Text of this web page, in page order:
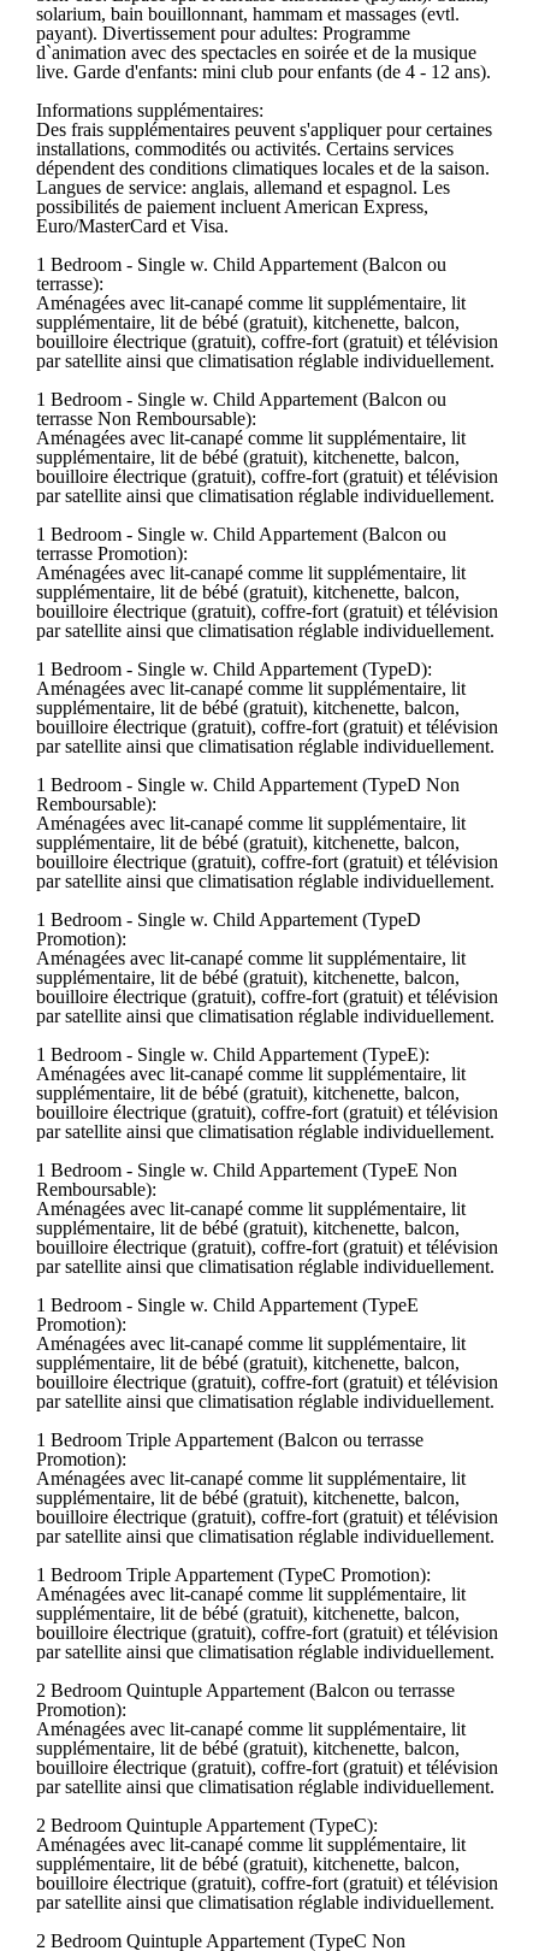
solarium, bain bouillonnant, hammam et massages (evtl.
payant). Divertissement pour adultes: Programme
d`animation avec des spectacles en soirée et de la musique
live. Garde d'enfants: mini club pour enfants (de 4 - 12 ans).
Informations supplémentaires:
Des frais supplémentaires peuvent s'appliquer pour certaines
installations, commodités ou activités. Certains services
dépendent des conditions climatiques locales et de la saison.
Langues de service: anglais, allemand et espagnol. Les
possibilités de paiement incluent American Express,
Euro/MasterCard et Visa.
1 Bedroom - Single w. Child Appartement (Balcon ou
terrasse):
Aménagées avec lit-canapé comme lit supplémentaire, lit
supplémentaire, lit de bébé (gratuit), kitchenette, balcon,
bouilloire électrique (gratuit), coffre-fort (gratuit) et télévision
par satellite ainsi que climatisation réglable individuellement.
1 Bedroom - Single w. Child Appartement (Balcon ou
terrasse Non Remboursable):
Aménagées avec lit-canapé comme lit supplémentaire, lit
supplémentaire, lit de bébé (gratuit), kitchenette, balcon,
bouilloire électrique (gratuit), coffre-fort (gratuit) et télévision
par satellite ainsi que climatisation réglable individuellement.
1 Bedroom - Single w. Child Appartement (Balcon ou
terrasse Promotion):
Aménagées avec lit-canapé comme lit supplémentaire, lit
supplémentaire, lit de bébé (gratuit), kitchenette, balcon,
bouilloire électrique (gratuit), coffre-fort (gratuit) et télévision
par satellite ainsi que climatisation réglable individuellement.
1 Bedroom - Single w. Child Appartement (TypeD):
Aménagées avec lit-canapé comme lit supplémentaire, lit
supplémentaire, lit de bébé (gratuit), kitchenette, balcon,
bouilloire électrique (gratuit), coffre-fort (gratuit) et télévision
par satellite ainsi que climatisation réglable individuellement.
1 Bedroom - Single w. Child Appartement (TypeD Non
Remboursable):
Aménagées avec lit-canapé comme lit supplémentaire, lit
supplémentaire, lit de bébé (gratuit), kitchenette, balcon,
bouilloire électrique (gratuit), coffre-fort (gratuit) et télévision
par satellite ainsi que climatisation réglable individuellement.
1 Bedroom - Single w. Child Appartement (TypeD
Promotion):
Aménagées avec lit-canapé comme lit supplémentaire, lit
supplémentaire, lit de bébé (gratuit), kitchenette, balcon,
bouilloire électrique (gratuit), coffre-fort (gratuit) et télévision
par satellite ainsi que climatisation réglable individuellement.
1 Bedroom - Single w. Child Appartement (TypeE):
Aménagées avec lit-canapé comme lit supplémentaire, lit
supplémentaire, lit de bébé (gratuit), kitchenette, balcon,
bouilloire électrique (gratuit), coffre-fort (gratuit) et télévision
par satellite ainsi que climatisation réglable individuellement.
1 Bedroom - Single w. Child Appartement (TypeE Non
Remboursable):
Aménagées avec lit-canapé comme lit supplémentaire, lit
supplémentaire, lit de bébé (gratuit), kitchenette, balcon,
bouilloire électrique (gratuit), coffre-fort (gratuit) et télévision
par satellite ainsi que climatisation réglable individuellement.
1 Bedroom - Single w. Child Appartement (TypeE
Promotion):
Aménagées avec lit-canapé comme lit supplémentaire, lit
supplémentaire, lit de bébé (gratuit), kitchenette, balcon,
bouilloire électrique (gratuit), coffre-fort (gratuit) et télévision
par satellite ainsi que climatisation réglable individuellement.
1 Bedroom Triple Appartement (Balcon ou terrasse
Promotion):
Aménagées avec lit-canapé comme lit supplémentaire, lit
supplémentaire, lit de bébé (gratuit), kitchenette, balcon,
bouilloire électrique (gratuit), coffre-fort (gratuit) et télévision
par satellite ainsi que climatisation réglable individuellement.
1 Bedroom Triple Appartement (TypeC Promotion):
Aménagées avec lit-canapé comme lit supplémentaire, lit
supplémentaire, lit de bébé (gratuit), kitchenette, balcon,
bouilloire électrique (gratuit), coffre-fort (gratuit) et télévision
par satellite ainsi que climatisation réglable individuellement.
2 Bedroom Quintuple Appartement (Balcon ou terrasse
Promotion):
Aménagées avec lit-canapé comme lit supplémentaire, lit
supplémentaire, lit de bébé (gratuit), kitchenette, balcon,
bouilloire électrique (gratuit), coffre-fort (gratuit) et télévision
par satellite ainsi que climatisation réglable individuellement.
2 Bedroom Quintuple Appartement (TypeC):
Aménagées avec lit-canapé comme lit supplémentaire, lit
supplémentaire, lit de bébé (gratuit), kitchenette, balcon,
bouilloire électrique (gratuit), coffre-fort (gratuit) et télévision
par satellite ainsi que climatisation réglable individuellement.
2 Bedroom Quintuple Appartement (TypeC Non